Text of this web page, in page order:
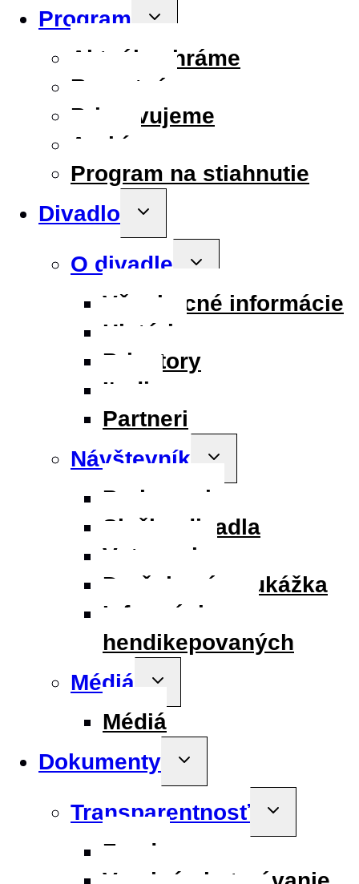
Program
Toggle
Aktuálne hráme
Repertoár
Pripravujeme
Archív
Program na stiahnutie
Divadlo
Toggle
menu
O divadle
Toggle
Všeobecné informácie
História
Priestory
Ľudia
Partneri
Návštevník
Toggle
menu
Parkovanie
Služby divadla
Vstupenky
Darčeková poukážka
Informácie pre
hendikepovaných
Médiá
Toggle
menu
Médiá
Dokumenty
Toggle
menu
Transparentnosť
Toggle
menu
Fondy